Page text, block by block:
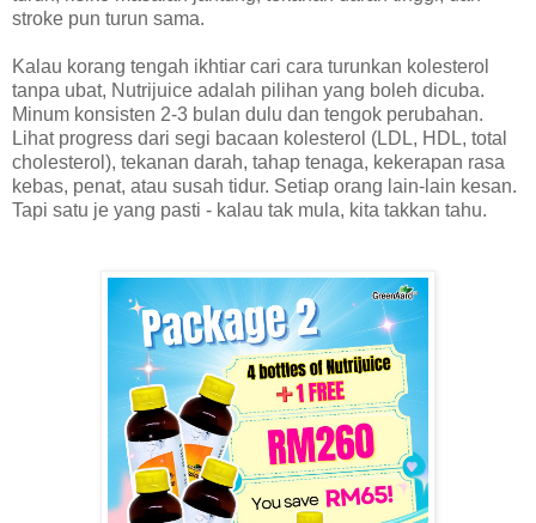
stroke pun turun sama.
Kalau korang tengah ikhtiar cari cara turunkan kolesterol
tanpa ubat, Nutrijuice adalah pilihan yang boleh dicuba.
Minum konsisten 2-3 bulan dulu dan tengok perubahan.
Lihat progress dari segi bacaan kolesterol (LDL, HDL, total
cholesterol), tekanan darah, tahap tenaga, kekerapan rasa
kebas, penat, atau susah tidur. Setiap orang lain-lain kesan.
Tapi satu je yang pasti - kalau tak mula, kita takkan tahu.